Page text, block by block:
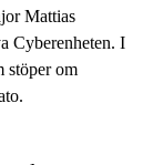
Mattias
Cyberenheten. I
stöper om